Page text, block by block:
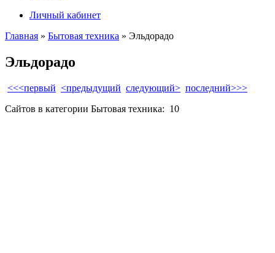
Личный кабинет
Главная » Бытовая техника » Эльдорадо
Эльдорадо
<<<первый <предыдущий следующий> последний>>>
Сайтов в категории Бытовая техника: 10